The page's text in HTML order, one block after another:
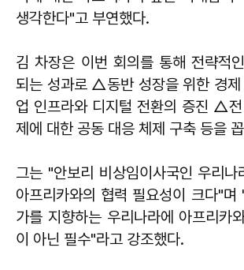
생각한다"고 부연했다.
김 차장은 이번 회의를 통해 전략적
되는 성과로 △동반 성장을 위한 경
업 인프라와 디지털 전환의 증진 △
제에 대한 공동 대응 체제 구축 등을
그는 "안보리 비상임이사국인 우리나
아프리카와의 협력 필요성이 크다"며
가를 지향하는 우리나라에 아프리카
이 아닌 필수"라고 강조했다.